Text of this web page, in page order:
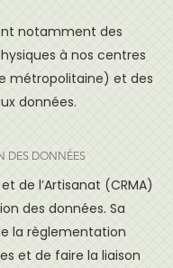
notamment des
à nos centres
métropolitaine) et des
données.
DES DONNÉES
de l’Artisanat (CRMA)
des données. Sa
la règlementation
et de faire la liaison